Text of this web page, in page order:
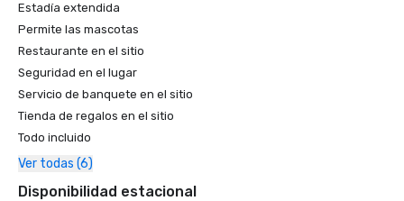
Estadía extendida
Permite las mascotas
Restaurante en el sitio
Seguridad en el lugar
Servicio de banquete en el sitio
Tienda de regalos en el sitio
Todo incluido
Ver todas (6)
Disponibilidad estacional